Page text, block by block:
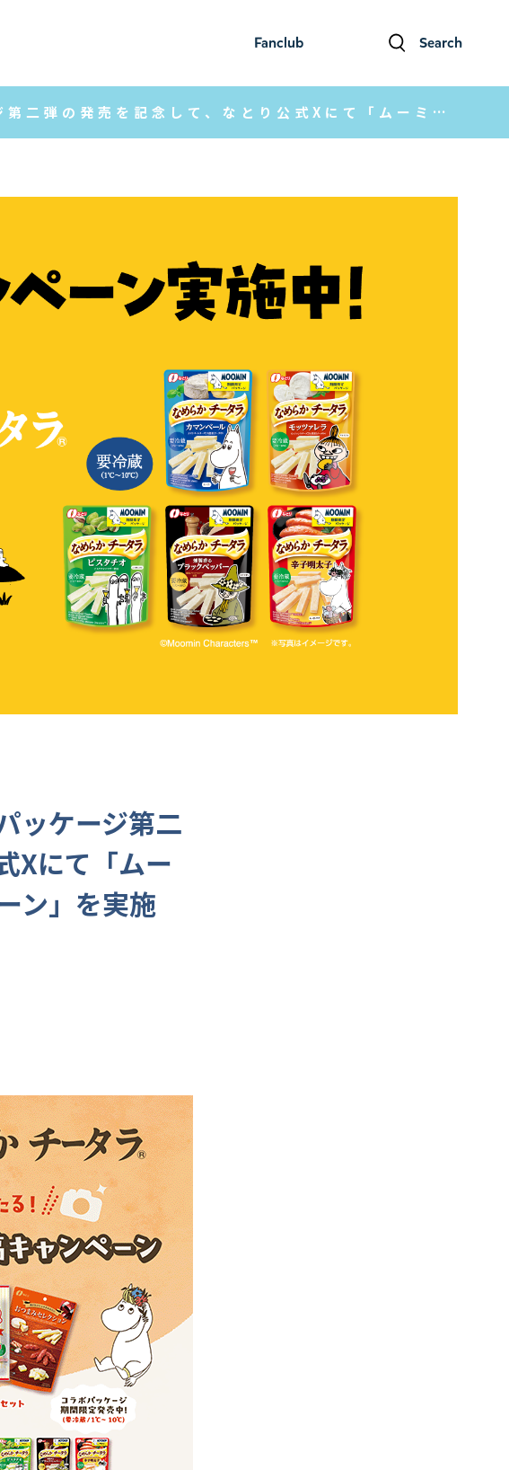
Fanclub Search
「ムーミン」コラボレーションパッケージ第二弾の発売を記念して、なとり公式Xにて「ムーミンと一緒！写真投稿キャンペーン」を実施中！
ッケージ第二
Xにて「ムー
ン」を実施